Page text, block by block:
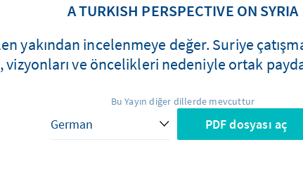
A TURKISH PERSPECTIVE ON SYRIA
yakından incelenmeye değer. Suriye
vizyonları ve öncelikleri nedeniyle ortak
Bu Yayın diğer dillerde mevcuttur
PDF dosyası aç